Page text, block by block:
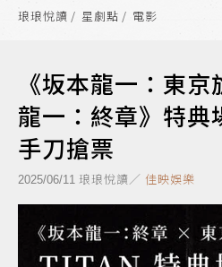
琅琅悅讀 星劇點 電影
《坂本龍一：東
龍一：終章》特
手刀搶票
2025/06/11 琅琅悅讀／ 佳映娛樂